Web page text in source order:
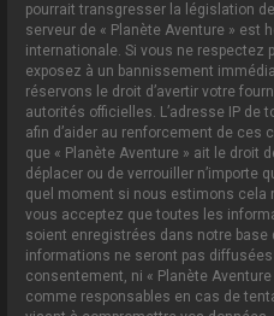
pourrait transgresser la législation
serveur de « Planète Aventure » est
internationale. Si vous ne respectez
exposez à un bannissement
réservons le droit d’avertir votre
autorités officielles. L’adresse IP
afin d’aider au renforcement de ces
que « Planète Aventure » ait le droit
déplacer ou de verrouiller n’importe
quel moment si nous estimons cela
vous acceptez que toutes les
soient enregistrées dans notre base
informations ne seront pas
consentement, ni « Planète
comme responsables en cas de